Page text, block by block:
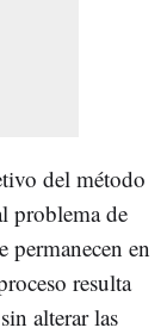
del método
problema de
en
resulta
alterar las